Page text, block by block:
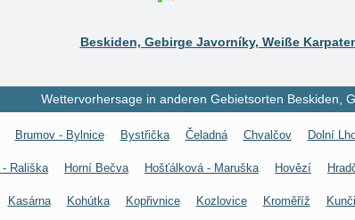
Beskiden, Gebirge Javorníky, Weiße
Wettervorhersage in anderen Gebietsorten Beskiden,
Brumov - Bylnice Bystřička Čeladná Chvalčov Dolní
- Rališka Horní Bečva Hošťálková - Maruška Hovězí
Kasárna Kohútka Kopřivnice Kozlovice Kroměříž